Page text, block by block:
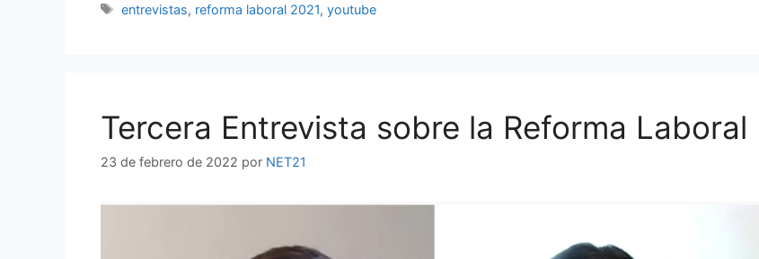
entrevistas, reforma laboral 2021,youtube
Tercera Entrevista sobre la Reforma Laboral
23 de febrero de 2022 por NET21